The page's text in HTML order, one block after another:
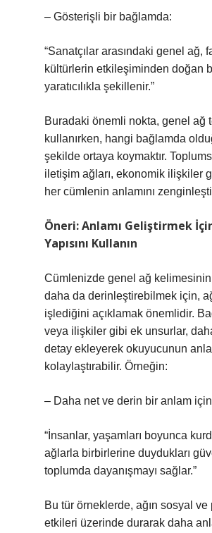
– Gösterişli bir bağlamda:
“Sanatçılar arasındaki genel ağ,
kültürlerin etkileşiminden doğan
yaratıcılıkla şekillenir.”
Buradaki önemli nokta, genel ağ
kullanırken, hangi bağlamda
şekilde ortaya koymaktır.
iletişim ağları, ekonomik ilişkiler
her cümlenin anlamını
Öneri: Anlamı Geliştirmek
Yapısını Kullanın
Cümlenizde genel ağ kelimesinin
daha da derinleştirebilmek için,
işlediğini açıklamak önemlidir.
veya ilişkiler gibi ek unsurlar,
detay ekleyerek okuyucunun
kolaylaştırabilir. Örneğin:
– Daha net ve derin bir anlam
“İnsanlar, yaşamları boyunca
ağlarla birbirlerine duydukları
toplumda dayanışmayı sağlar.”
Bu tür örneklerde, ağın sosyal
etkileri üzerinde durarak daha